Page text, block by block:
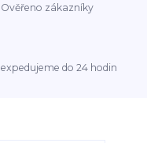
zákazníky
do 24 hodin